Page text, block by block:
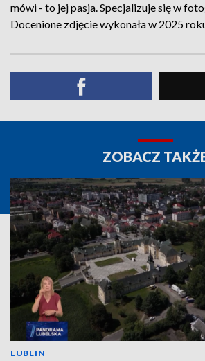
mówi - to jej pasja. Specjalizuje się w
Docenione zdjęcie wykonała w 2025
ZOBACZ
LUBLIN